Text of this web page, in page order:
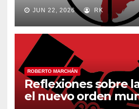
JUN 22, 2026 RK
ROBERTO MARCHÁN
Reflexiones sobre
el nuevo orden